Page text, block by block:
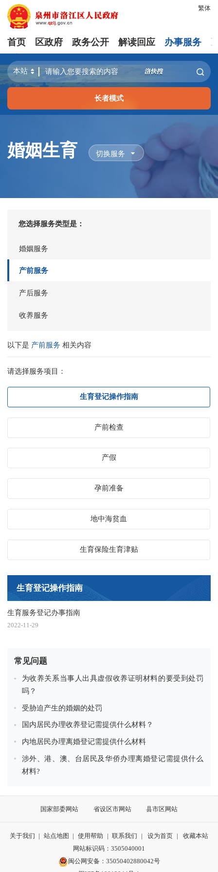
繁体
首页 区政府 政务公开 解读回应 办事服务
长者模式
婚姻生育 切换服务
您选择服务类型是：
婚姻服务
产前服务
产后服务
收养服务
以下是 产前服务相关内容
请选择服务项目：
生育登记操作指南
产前检查
产假
孕前准备
地中海贫血
生育保险生育津贴
生育登记操作指南
生育服务登记办事指南
2022-11-29
常见问题
为收养关系当事人出具虚假收养证明材料的要受到处罚
吗？
受胁迫产生的婚姻的处罚
国内居民办理收养登记需提供什么材料？
内地居民办理离婚登记需提供什么材料
涉外、港、澳、台居民及华侨办理离婚登记需提供什么
材料?
国家部委网站 省设区市网站 县市区网站
关于我们 | 站点地图 | 使用帮助 | 联系我们 | 设为首页 |
收藏本站
网站标识码：3505040001
闽公网安备：35050402880042号